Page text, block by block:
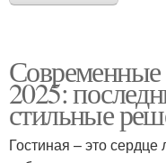
2025:
стильные
Гостиная – это